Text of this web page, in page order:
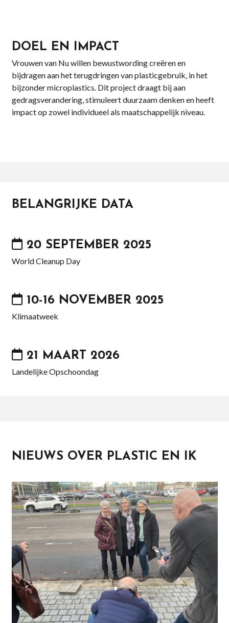
DOEL EN IMPACT
Vrouwen van Nu willen bewustwording creëren en
bijdragen aan het terugdringen van plasticgebruik, in het
bijzonder microplastics. Dit project draagt bij aan
gedragsverandering, stimuleert duurzaam denken en heeft
impact op zowel individueel als maatschappelijk niveau.
BELANGRIJKE DATA
20 SEPTEMBER 2025
World Cleanup Day
10-16 NOVEMBER 2025
Klimaatweek
21 MAART 2026
Landelijke Opschoondag
NIEUWS OVER PLASTIC EN IK